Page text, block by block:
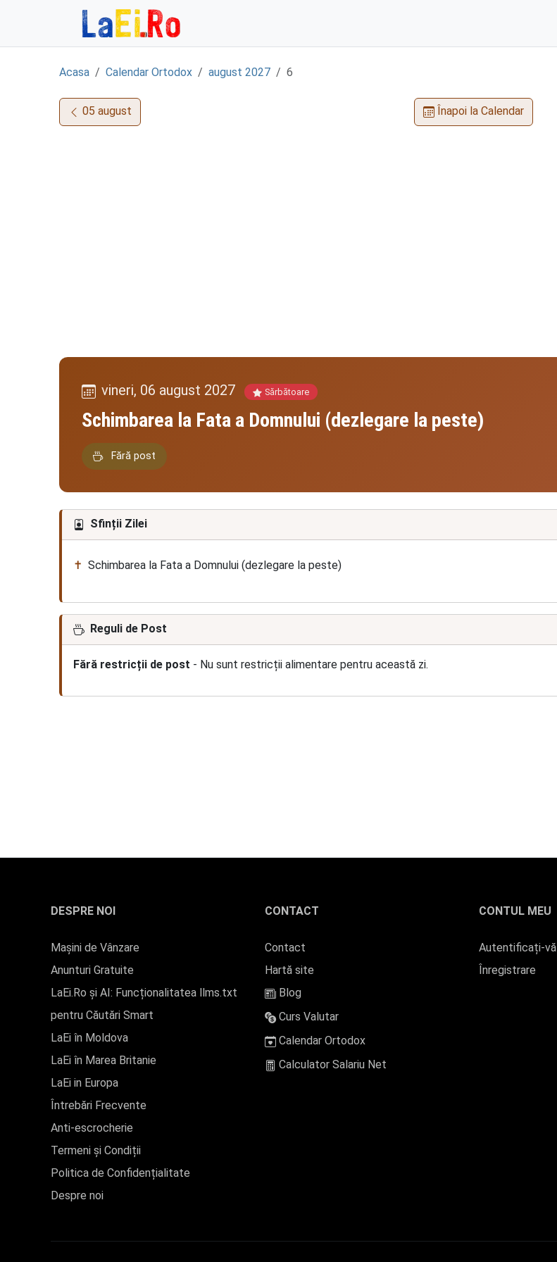
Acasa Calendar Ortodox august 2027 6
05 august Înapoi la Calendar
vineri, 06 august 2027 Sărbătoare
Schimbarea la Fata a Domnului (dezlegare la peste)
Fără post
Sfinții Zilei
Schimbarea la Fata a Domnului (dezlegare la peste)
Reguli de Post
Fără restricții de post - Nu sunt restricții alimentare pentru această zi.
DESPRE NOI
Mașini de Vânzare
Anunturi Gratuite
LaEi.Ro și AI: Funcționalitatea llms.txt
pentru Căutări Smart
LaEi în Moldova
LaEi în Marea Britanie
LaEi in Europa
Întrebări Frecvente
Anti-escrocherie
Termeni și Condiții
Politica de Confidențialitate
Despre noi
CONTACT
Contact
Hartă site
Blog
Curs Valutar
Calendar Ortodox
Calculator Salariu Net
CONTUL MEU
Autentificați-vă
Înregistrare